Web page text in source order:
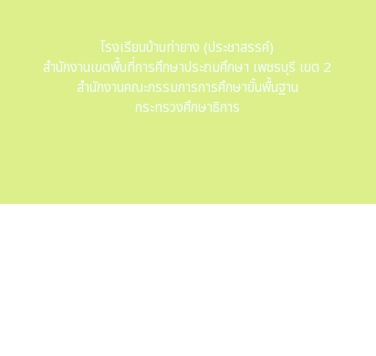
โรงเรียนบ้านท่ายาง (ประชาสรรค์)
สำนักงานเขตพื้นที่การศึกษาประถมศึกษา เพชรบุรี เขต 2
สำนักงานคณะกรรมการการศึกษาขั้นพื้นฐาน
กระทรวงศึกษาธิการ